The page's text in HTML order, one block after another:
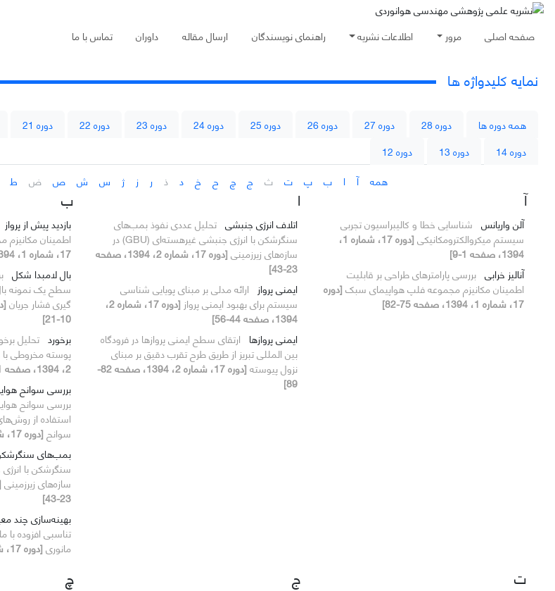
صفحه اصلی مرور اطلاعات نشریه راهنمای نویسندگان ارسال مقاله داوران تماس با ما
نمایه کلیدواژه ها
همه دوره ها دوره 28 دوره 27 دوره 26 دوره 25 دوره 24 دوره 23 دوره 22 دوره 21
دوره 14
دوره 13
دوره 12
همه
آ ا ب پ ت ث ج چ ح خ د ذ ر ز ژ س ش ص ض ط
آ
آلن واریانس شناسایی خطا و کالیبراسیون تجربی
سیستم میکروالکترومکانیکی
[دوره 17، شماره 1،
1394، صفحه 1-9]
آنالیز خرابی بررسی پارامترهای طراحی بر قابلیت
اطمینان مکانیزم مجموعه فلپ هواپیمای سبک [دوره
17، شماره 1، 1394، صفحه 75-82]
ا
اتلاف انرژی جنبشی تحلیل عددی نفوذ بمب‌های
سنگرشکن با انرژی جنبشی غیر‌هسته‌ای (GBU) در
سازه‌های زیرزمینی
[دوره 17، شماره 2، 1394، صفحه
23-43]
ایمنی پرواز ارائه مدلی بر مبنای پویایی شناسی
سیستم برای بهبود ایمنی پرواز
[دوره 17، شماره 2،
1394، صفحه 44-56]
ایمنی پروازها ارتقای سطح ایمنی پروازها در فرودگاه
بین المللی تبریز از طریق طرح تقرب دقیق بر مبنای
نزول پیوسته
[دوره 17، شماره 2، 1394، صفحه 82-
89]
ب
بازدید پیش از پرواز
اطمینان
17، شماره 1، 1394، صفحه 75-82]
بال لامبدا شکل
سطح یک نمونه بال
گیری فشار جریان
10-21]
برخورد تحلیل
پوسته مخروطی
2، 1394، صفحه 1-9]
بررسی سوانح
بررسی سوانح
استفاده از
سوانح [دوره 17، شماره 1، 1394، صفحه 35-52]
بمب‌های
سازه‌های زیرزمینی
23-43]
بهینه‌سازی چند
تناسبی افزوده
مانوری [دوره 17، شماره 1، 1394، صفحه 65-74]
ت ج چ